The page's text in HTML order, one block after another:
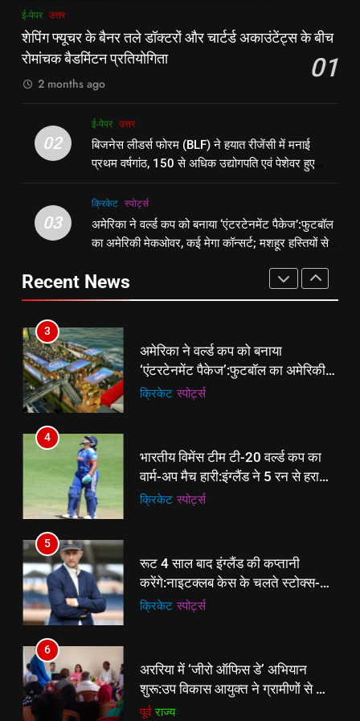
1
चार्टर्ड अकाउंटेंट्स के बीच रोमांचक
बैडमिंटन प्रतियोगिता
ई-पेपर
रीजेंसी में मनाई प्रथम वर्षगांठ, 150 से
अधिक उद्योगपति एवं पेशेवर हुए शामिल
ई-पेपर उत्तर
3
अमेरिका ने वर्ल्ड कप को बनाया
‘एंटरटेनमेंट पैकेज’:फुटबॉल का अमेरिकी
मेकओवर, कई मेगा कॉन्सर्ट; मशहूर हस्तियों
4
भारतीय विमेंस टीम टी-20 वर्ल्ड कप का
वार्म-अप मैच हारी:इंग्लैंड ने 5 रन से हराया;
ऋचा घोष की फिफ्टी बेकार
क्रिकेट ‎स्पोर्ट्स
5
रूट 4 साल बाद इंग्लैंड की कप्तानी
करेंगे:नाइटक्लब केस के चलते स्टोक्स-
एटकिंसन दूसरे टेस्ट से बाहर; आर्चर की
वापसी
क्रिकेट ‎स्पोर्ट्स
6
अररिया में ‘जीरो ऑफिस डे’ अभियान
शुरू:उप विकास आयुक्त ने ग्रामीणों से जॉब
कार्ड बनाने की अपील, कल भी आयोजन
पूर्व राज्य
7
किशनगंज में रेतुआ नदी पर बना डायवर्सन
बहा:दर्जनों गांवों का संपर्क टूटा, 12 KM
लंबी दूरी तय कर रहे लोग
पूर्व
ई-पेपर उत्तर
शेपिंग फ्यूचर के बैनर तले डॉक्टरों और चार्टर्ड अकाउंटेंट्स के बीच
रोमांचक बैडमिंटन प्रतियोगिता
01
2 months ago
02
ई-पेपर उत्तर
बिजनेस लीडर्स फोरम (BLF) ने हयात रीजेंसी में मनाई
प्रथम वर्षगांठ, 150 से अधिक उद्योगपति एवं पेशेवर हुए
03
क्रिकेट ‎स्पोर्ट्स
अमेरिका ने वर्ल्ड कप को बनाया ‘एंटरटेनमेंट पैकेज’:फुटबॉल
का अमेरिकी मेकओवर, कई मेगा कॉन्सर्ट; मशहूर हस्तियों से
Recent News
8
रूट 4 साल बाद इंग्लैंड की कप्तानी
करेंगे:नाइटक्लब केस के चलते स्टोक्स-
एटकिंसन दूसरे टेस्ट से बाहर; आर्चर की
शेपिंग फ्यूचर के बैनर तले डॉक्टरों और
चार्टर्ड अकाउंटेंट्स के बीच रोमांचक
2
बिजनेस लीडर्स फोरम (BLF) ने हयात
रीजेंसी में मनाई प्रथम वर्षगांठ, 150 से
अधिक उद्योगपति एवं पेशेवर हुए शामिल
3
अमेरिका ने वर्ल्ड कप को बनाया
‘एंटरटेनमेंट पैकेज’:फुटबॉल का अमेरिकी
मेकओवर, कई मेगा कॉन्सर्ट; मशहूर हस्तियों
क्रिकेट ‎स्पोर्ट्स
4
भारतीय विमेंस टीम टी-20 वर्ल्ड कप का
वार्म-अप मैच हारी:इंग्लैंड ने 5 रन से हराया;
ऋचा घोष की फिफ्टी बेकार
क्रिकेट ‎स्पोर्ट्स
5
रूट 4 साल बाद इंग्लैंड की कप्तानी
करेंगे:नाइटक्लब केस के चलते स्टोक्स-
एटकिंसन दूसरे टेस्ट से बाहर; आर्चर की
क्रिकेट ‎स्पोर्ट्स
6
अररिया में ‘जीरो ऑफिस डे’ अभियान
शुरू:उप विकास आयुक्त ने ग्रामीणों से जॉब
कार्ड बनाने की अपील, कल भी आयोजन
पूर्व राज्य